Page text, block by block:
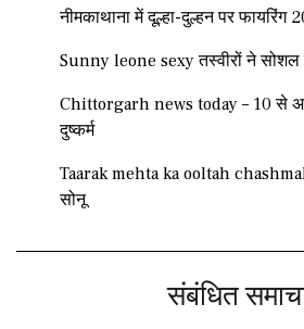
नीमकाथाना में दूल्हा-दुल्हन पर फायरिंग
Sunny leone sexy तस्वीरों ने सोशल
Chittorgarh news today – 10 से
दुष्कर्म
Taarak mehta ka ooltah
सोनू
संबंधित